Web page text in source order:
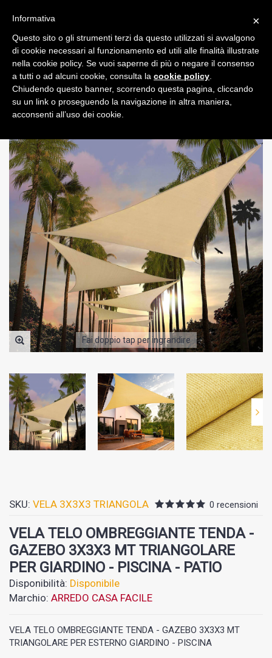
0
Fai doppio tap per ingrandire
SKU: VELA 3X3X3 TRIANGOLA 0 recensioni
VELA TELO OMBREGGIANTE TENDA -
GAZEBO 3X3X3 MT TRIANGOLARE
PER GIARDINO - PISCINA - PATIO
Disponibilità: Disponibile
Marchio: ARREDO CASA FACILE
VELA TELO OMBREGGIANTE TENDA - GAZEBO 3X3X3 MT
TRIANGOLARE PER ESTERNO GIARDINO - PISCINA
×
Informativa
Questo sito o gli strumenti terzi da questo utilizzati si avvalgono
di cookie necessari al funzionamento ed utili alle finalità illustrate
nella cookie policy. Se vuoi saperne di più o negare il consenso
a tutti o ad alcuni cookie, consulta la cookie policy
Chiudendo questo banner, scorrendo questa pagina, cliccando
su un link o proseguendo la navigazione in altra maniera,
acconsenti all’uso dei cookie.